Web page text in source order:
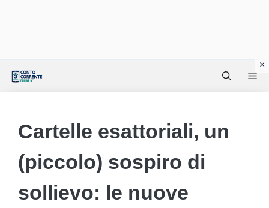
Cartelle esattoriali, un
(piccolo) sospiro di
sollievo: le nuove